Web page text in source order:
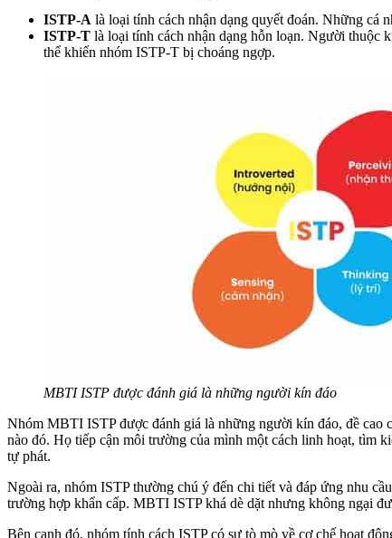
ISTP-A là loại tính cách nhận dạng quyết đoán. Những cá
ISTP-T là loại tính cách nhận dạng hỗn loạn. Người thuộc
thể khiến nhóm ISTP-T bị choáng ngợp.
MBTI ISTP được đánh giá là những người kín đáo
Nhóm MBTI ISTP được đánh giá là những người kín đáo, đề cao
nào đó. Họ tiếp cận môi trường của mình một cách linh hoạt, tìm
tự phát.
Ngoài ra, nhóm ISTP thường chú ý đến chi tiết và đáp ứng nhu
trường hợp khẩn cấp. MBTI ISTP khá dè dặt nhưng không ngại
Bên cạnh đó, nhóm tính cách ISTP có sự tò mò về cơ chế hoạt